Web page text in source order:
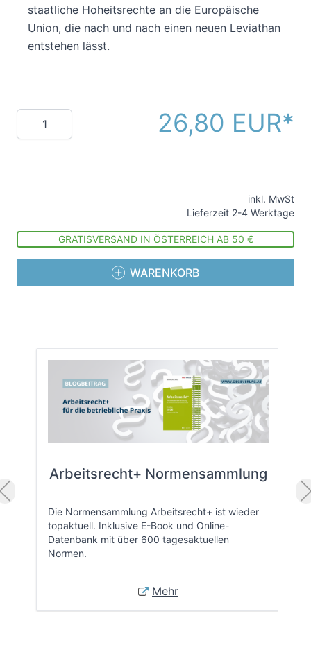
staatliche Hoheitsrechte an die Europäische
Union, die nach und nach einen neuen Leviathan
entstehen lässt.
Menge 26,80 EUR
inkl. MwSt
Lieferzeit 2-4 Werktage
GRATISVERSAND IN ÖSTERREICH AB 50 €
WARENKORB
Arbeitsrecht+ Normensammlung
Die Normensammlung Arbeitsrecht+ ist wieder
topaktuell. Inklusive E-Book und Online-
Datenbank mit über 600 tagesaktuellen
Normen.
Mehr